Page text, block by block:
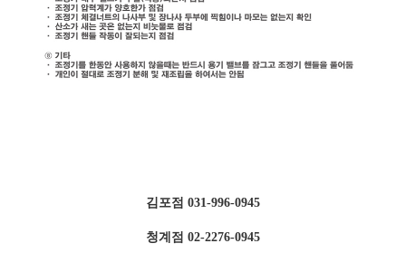
김포점 031-996-0945
청계점 02-2276-0945